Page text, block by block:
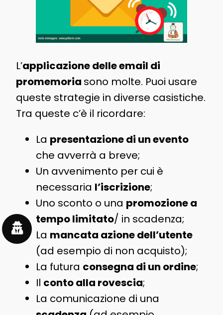
L’applicazione delle email di
promemoria sono molte. Puoi usare
queste strategie in diverse casistiche.
Tra queste c’è il ricordare:
La presentazione di un evento
che avverrà a breve;
Un avvenimento per cui è
necessaria l’iscrizione;
Uno sconto o una promozione a
tempo limitato/ in scadenza;
La mancata azione dell’utente
(ad esempio di non acquisto);
La futura consegna di un ordine;
Il conto alla rovescia;
La comunicazione di una